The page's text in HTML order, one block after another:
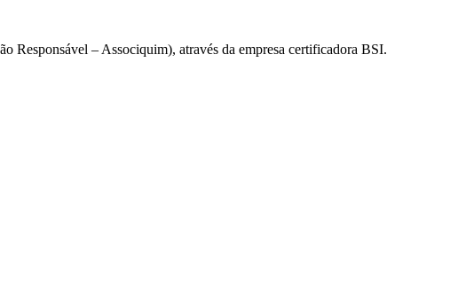
Responsável – Associquim), através da empresa certificadora BSI.